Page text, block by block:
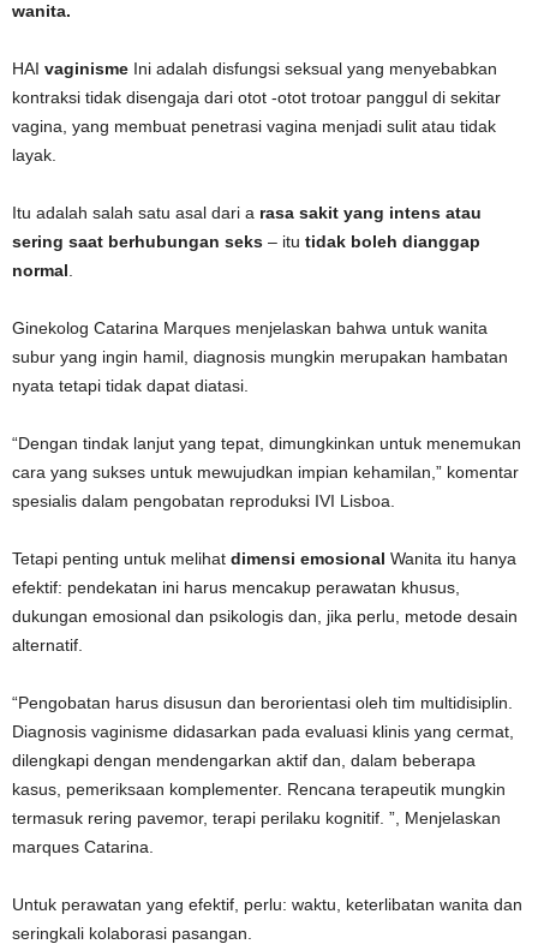
wanita.
HAI vaginisme Ini adalah disfungsi seksual yang menyebabkan
kontraksi tidak disengaja dari otot -otot trotoar panggul di sekitar
vagina, yang membuat penetrasi vagina menjadi sulit atau tidak
layak.
Itu adalah salah satu asal dari a rasa sakit yang intens atau
sering saat berhubungan seks – itu tidak boleh dianggap
normal
Ginekolog Catarina Marques menjelaskan bahwa untuk wanita
subur yang ingin hamil, diagnosis mungkin merupakan hambatan
nyata tetapi tidak dapat diatasi.
“Dengan tindak lanjut yang tepat, dimungkinkan untuk menemukan
cara yang sukses untuk mewujudkan impian kehamilan,” komentar
spesialis dalam pengobatan reproduksi IVI Lisboa.
Tetapi penting untuk melihat dimensi emosional Wanita itu hanya
efektif: pendekatan ini harus mencakup perawatan khusus,
dukungan emosional dan psikologis dan, jika perlu, metode desain
alternatif.
“Pengobatan harus disusun dan berorientasi oleh tim multidisiplin.
Diagnosis vaginisme didasarkan pada evaluasi klinis yang cermat,
dilengkapi dengan mendengarkan aktif dan, dalam beberapa
kasus, pemeriksaan komplementer. Rencana terapeutik mungkin
termasuk rering pavemor, terapi perilaku kognitif. ”, Menjelaskan
marques Catarina.
Untuk perawatan yang efektif, perlu: waktu, keterlibatan wanita dan
seringkali kolaborasi pasangan.